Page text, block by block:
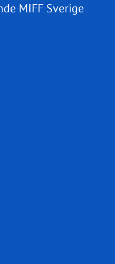
MIFF Sverige